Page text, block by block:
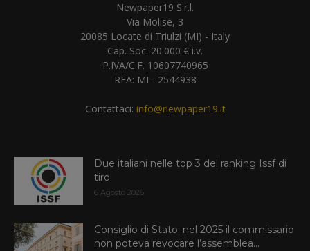
Newpaper19 S.r.l.
Via Molise, 3
20085 Locate di Triulzi (MI) - Italy
Cap. Soc. 20.000 € i.v.
P.IVA/C.F. 10607740965
REA: MI - 2544938
Contattaci: info@newpaper19.it
Due italiani nelle top 3 del ranking Issf di
tiro
6 Agosto 2026
Consiglio di Stato: nel 2025 il commissario
non poteva revocare l’assemblea...